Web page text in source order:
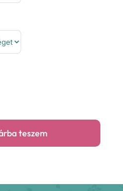
teszem